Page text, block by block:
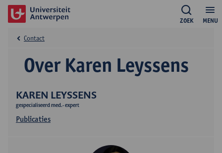
MENU
ZOEK
KAREN LEYSSENS
gespecialiseerd med.- expert
Publicaties
Over Karen Leyssens
Contact